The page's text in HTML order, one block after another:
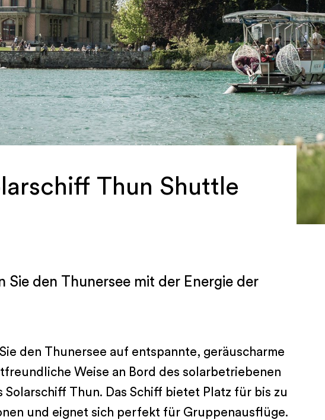
Thun Shuttle
Sie den Thunersee mit der Energie der
den Thunersee auf entspannte, geräuscharme
Weise an Bord des solarbetriebenen
Solarschiff Thun. Das Schiff bietet Platz für bis zu
und eignet sich perfekt für Gruppen­ausflüge.